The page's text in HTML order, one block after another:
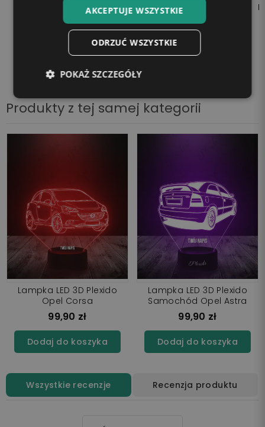
Lampka LED 3D Plexido
Opel Logo
99,90 zł
Lampka LED 3D Plexido
Samochód Mini Cooper
99,90 zł
Produkty z tej samej kategorii
Lampka LED 3D Plexido
Opel Corsa
99,90 zł
Dodaj do koszyka
Lampka LED 3D Plexido
Samochód Opel Astra
99,90 zł
Dodaj do koszyka
Wszystkie recenzje Recenzja produktu
AKCEPTUJE WSZYSTKIE
ODRZUĆ WSZYSTKIE
POKAŻ SZCZEGÓŁY